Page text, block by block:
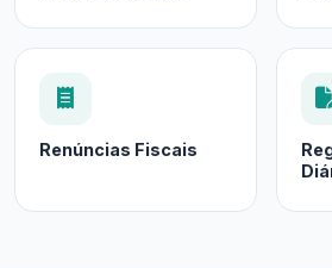
Renúncias Fiscais